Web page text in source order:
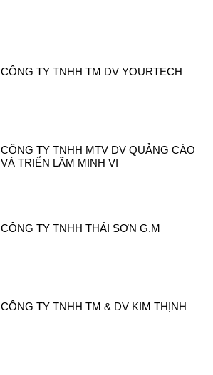
CÔNG TY TNHH TM DV YOURTECH
CÔNG TY TNHH MTV DV QUẢNG CÁO
VÀ TRIỂN LÃM MINH VI
CÔNG TY TNHH THÁI SƠN G.M
CÔNG TY TNHH TM & DV KIM THỊNH